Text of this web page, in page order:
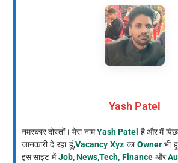
Yash Patel
नमस्कार दोस्तों। मेरा नामYash Patel है और में
जानकारी दे रहा हूं,Vacancy Xyz काOwnerभी
इस साइट मेंJob, News,Tech, Finance और